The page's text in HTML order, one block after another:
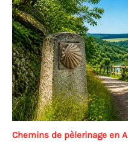
Chemins de pèlerinage en